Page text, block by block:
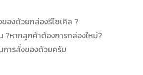
องด้วยกล่องรีไซเคิล ?
?หากลูกค้าต้องการกล่องใหม่?
การสั่งของด้วยครับ